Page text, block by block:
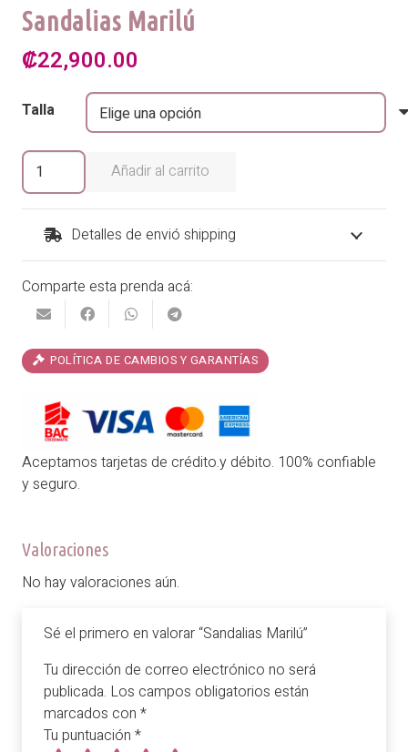
Sandalias Marilú
₡22,900.00
Talla
Sandalias
Marilú
cantidad
Añadir al carrito
Detalles de envió shipping
Comparte esta prenda acá:
POLÍTICA DE CAMBIOS Y GARANTÍAS
Aceptamos tarjetas de crédito.y débito. 100% confiable
y seguro.
Valoraciones
No hay valoraciones aún.
Sé el primero en valorar “Sandalias Marilú”
Tu dirección de correo electrónico no será
publicada. Los campos obligatorios están
marcados con *
Tu puntuación *